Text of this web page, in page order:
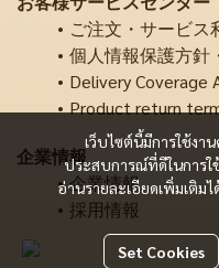
เว็บไซต์นี้มีการใช้ง
ประสบการณ์ที่ดีในการใ
อ่านรายละเอียดเพิ่มเติมไ
Set Cookies
ご注文・サービス
個人情報保護方針
Delivery Coverage
Product return
企業情報
企業情報
採用情報